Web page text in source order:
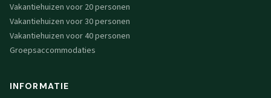
Vakantiehuizen voor 20 personen
Vakantiehuizen voor 30 personen
Vakantiehuizen voor 40 personen
Groepsaccommodaties
INFORMATIE